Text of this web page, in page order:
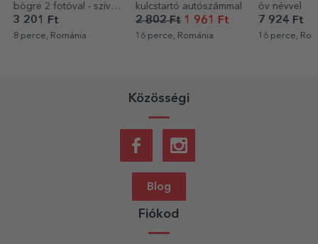
kulcstartó autószámmal
2 802 Ft
16 perce, Románia
öv névvel
7 924 Ft
16 perce, Románia
Royalty
3 922
16
Közösségi
Blog
Fiókod